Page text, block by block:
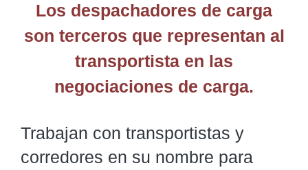
Los despachadores de carga
son terceros que representan al
transportista en las
negociaciones de carga.
Trabajan con transportistas y
corredores en su nombre para